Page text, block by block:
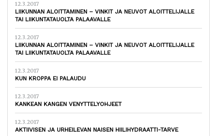
12.3.2017
LIIKUNNAN ALOITTAMINEN – VINKIT JA NEUVOT ALOITTELIJALLE
TAI LIIKUNTATAUOLTA PALAAVALLE
12.3.2017
LIIKUNNAN ALOITTAMINEN – VINKIT JA NEUVOT ALOITTELIJALLE
TAI LIIKUNTATAUOLTA PALAAVALLE
12.3.2017
KUN KROPPA EI PALAUDU
12.3.2017
KANKEAN KANGEN VENYTTELYOHJEET
12.3.2017
AKTIIVISEN JA URHEILEVAN NAISEN HIILIHYDRAATTI-TARVE